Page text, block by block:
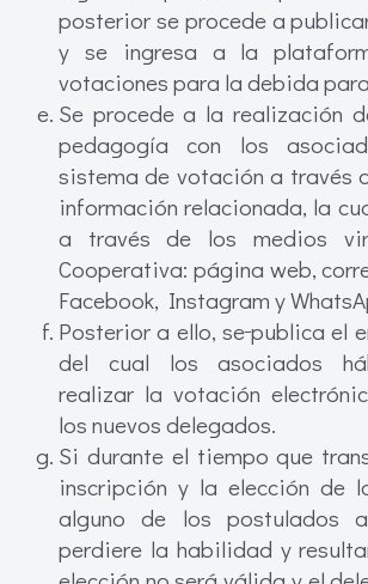
posterior se procede a
y se ingresa a la
votaciones para la debida
Se procede a la realización
pedagogía con los
sistema de votación a través
información relacionada, la
a través de los medios
Cooperativa: página web,
Facebook, Instagram y
Posterior a ello, se publica el
del cual los asociados
realizar la votación
los nuevos delegados.
Si durante el tiempo que
inscripción y la elección de
alguno de los postulados
perdiere la habilidad y